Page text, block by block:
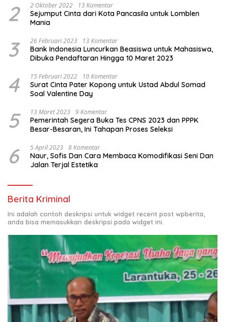
2 2 Oktober 2022 13 Komentar
Sejumput Cinta dari Kota Pancasila untuk Lomblen
Mania
3 26 Februari 2023 13 Komentar
Bank Indonesia Luncurkan Beasiswa untuk Mahasiswa,
Dibuka Pendaftaran Hingga 10 Maret 2023
4 15 Februari 2022 10 Komentar
Surat Cinta Pater Kopong untuk Ustad Abdul Somad
Soal Valentine Day
5 13 Maret 2023 9 Komentar
Pemerintah Segera Buka Tes CPNS 2023 dan PPPK
Besar-Besaran, Ini Tahapan Proses Seleksi
6 5 April 2023 8 Komentar
Naur, Sofis Dan Cara Membaca Komodifikasi Seni Dan
Jalan Terjal Estetika
Berita Kriminal
Ini adalah contoh deskripsi untuk widget recent post wpberita,
anda bisa memasukkan deskripsi pada widget ini.